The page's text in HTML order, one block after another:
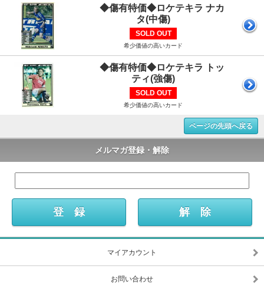
◆傷有特価◆ロケテキラ ナカ
タ(中傷)
SOLD OUT
希少価値の高いカード
◆傷有特価◆ロケテキラ トッ
ティ(強傷)
SOLD OUT
希少価値の高いカード
ページの先頭へ戻る
メルマガ登録・解除
マイアカウント
お問い合わせ